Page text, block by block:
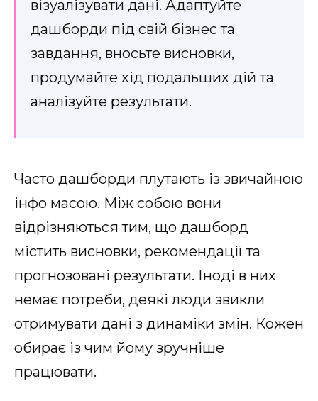
візуалізувати дані. Адаптуйте
дашборди під свій бізнес та
завдання, вносьте висновки,
продумайте хід подальших дій та
аналізуйте результати.
Часто дашборди плутають із звичайною
інфо масою. Між собою вони
відрізняються тим, що дашборд
містить висновки, рекомендації та
прогнозовані результати. Іноді в них
немає потреби, деякі люди звикли
отримувати дані з динаміки змін. Кожен
обирає із чим йому зручніше
працювати.